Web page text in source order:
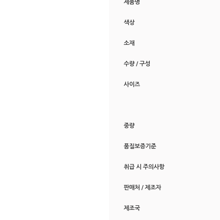
제품명
색상
소재
수량 / 구성
사이즈
중량
품질보증기준
취급 시 주의사항
판매처 / 제조자
제조국